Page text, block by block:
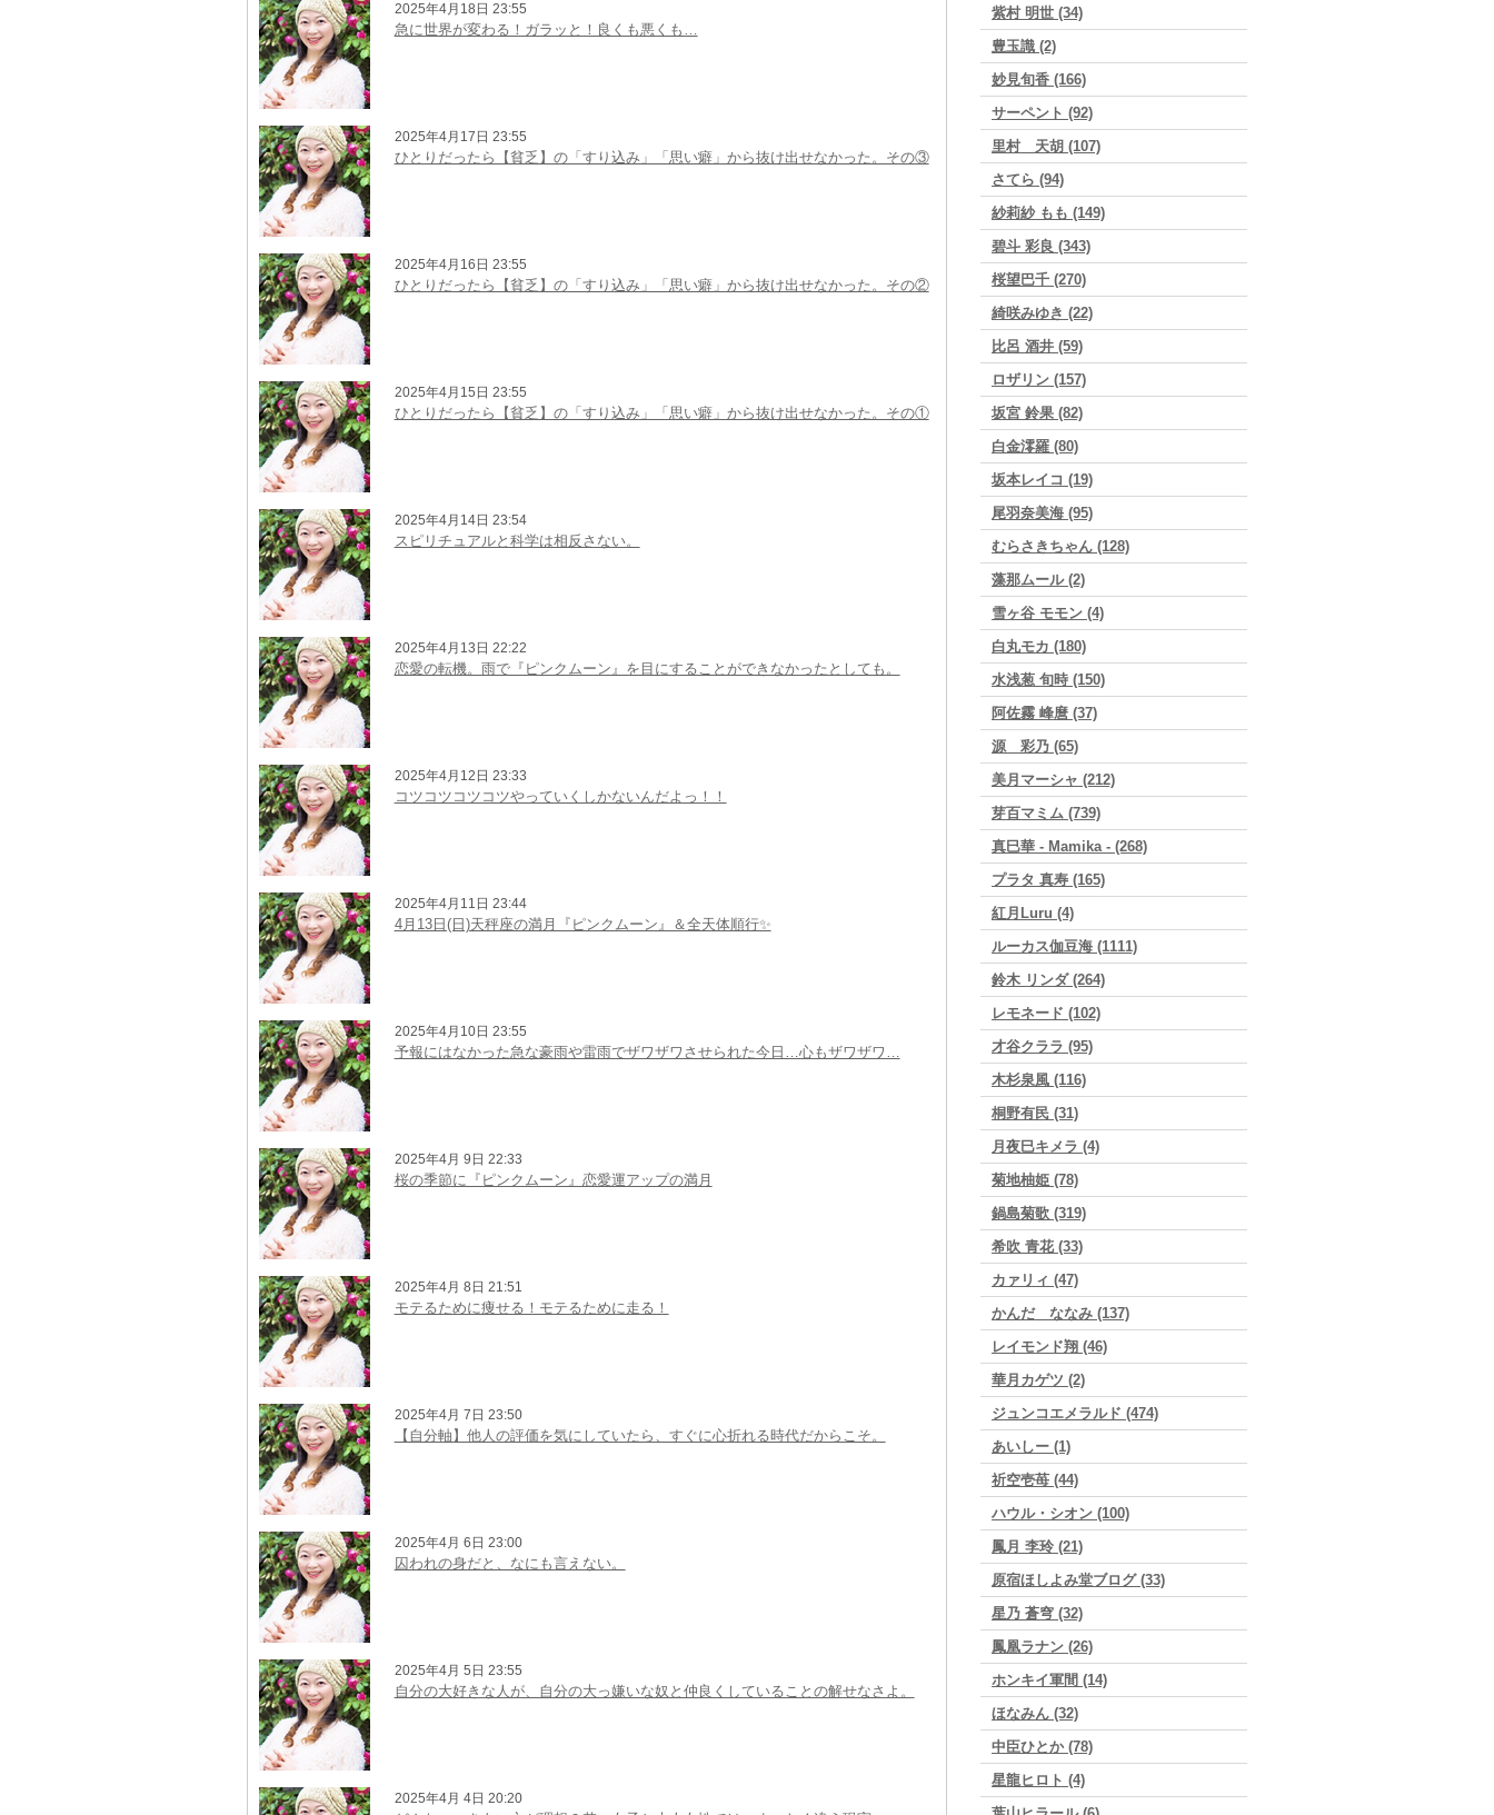
2025年4月18日 23:55
急に世界が変わる！ガラッと！良くも悪くも…
2025年4月17日 23:55
ひとりだったら【貧乏】の「すり込み」「思い癖」から抜け出せなかった。その③
2025年4月16日 23:55
ひとりだったら【貧乏】の「すり込み」「思い癖」から抜け出せなかった。その②
2025年4月15日 23:55
ひとりだったら【貧乏】の「すり込み」「思い癖」から抜け出せなかった。その①
2025年4月14日 23:54
スピリチュアルと科学は相反さない。
2025年4月13日 22:22
恋愛の転機。雨で『ピンクムーン』を目にすることができなかったとしても。
2025年4月12日 23:33
コツコツコツコツやっていくしかないんだよっ！！
2025年4月11日 23:44
4月13日(日)天秤座の満月『ピンクムーン』＆全天体順行✨
2025年4月10日 23:55
予報にはなかった急な豪雨や雷雨でザワザワさせられた今日…心もザワザワ…
2025年4月 9日 22:33
桜の季節に『ピンクムーン』恋愛運アップの満月
2025年4月 8日 21:51
モテるために痩せる！モテるために走る！
2025年4月 7日 23:50
【自分軸】他人の評価を気にしていたら、すぐに心折れる時代だからこそ。
2025年4月 6日 23:00
囚われの身だと、なにも言えない。
2025年4月 5日 23:55
自分の大好きな人が、自分の大っ嫌いな奴と仲良くしていることの解せなさよ。
2025年4月 4日 20:20
紫村 明世 (34)
豊玉識 (2)
妙見旬香 (166)
サーペント (92)
里村 天胡 (107)
さてら (94)
紗莉紗 もも (149)
碧斗 彩良 (343)
桜望巴千 (270)
綺咲みゆき (22)
比呂 酒井 (59)
ロザリン (157)
坂宮 鈴果 (82)
白金澪羅 (80)
坂本レイコ (19)
尾羽奈美海 (95)
むらさきちゃん (128)
藻那ムール (2)
雪ヶ谷 モモン (4)
白丸モカ (180)
水浅葱 旬時 (150)
阿佐霧 峰麿 (37)
源 彩乃 (65)
美月マーシャ (212)
芽百マミム (739)
真巳華 - Mamika - (268)
プラタ 真寿 (165)
紅月Luru (4)
ルーカス伽豆海 (1111)
鈴木 リンダ (264)
レモネード (102)
才谷クララ (95)
木杉泉風 (116)
桐野有民 (31)
月夜巳キメラ (4)
菊地柚姫 (78)
鍋島菊歌 (319)
希吹 青花 (33)
カァリィ (47)
かんだ ななみ (137)
レイモンド翔 (46)
華月カゲツ (2)
ジュンコエメラルド (474)
あいしー (1)
祈空壱苺 (44)
ハウル・シオン (100)
鳳月 李玲 (21)
原宿ほしよみ堂ブログ (33)
星乃 蒼穹 (32)
鳳凰ラナン (26)
ホンキイ軍間 (14)
ほなみん (32)
中臣ひとか (78)
星龍ヒロト (4)